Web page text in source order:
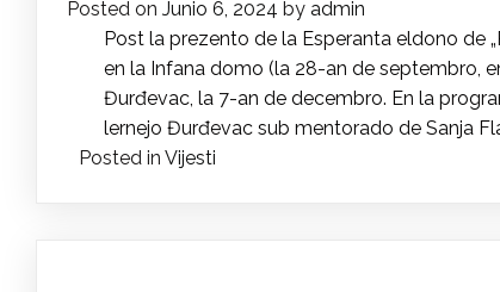
Posted on Junio 6, 2024 by admin
Post la prezento de la Esperanta eldono de
en la Infana domo (la 28-an de septembro,
Đurđevac, la 7-an de decembro. En la
lernejo Đurđevac sub mentorado de Sanja
Posted in Vijesti